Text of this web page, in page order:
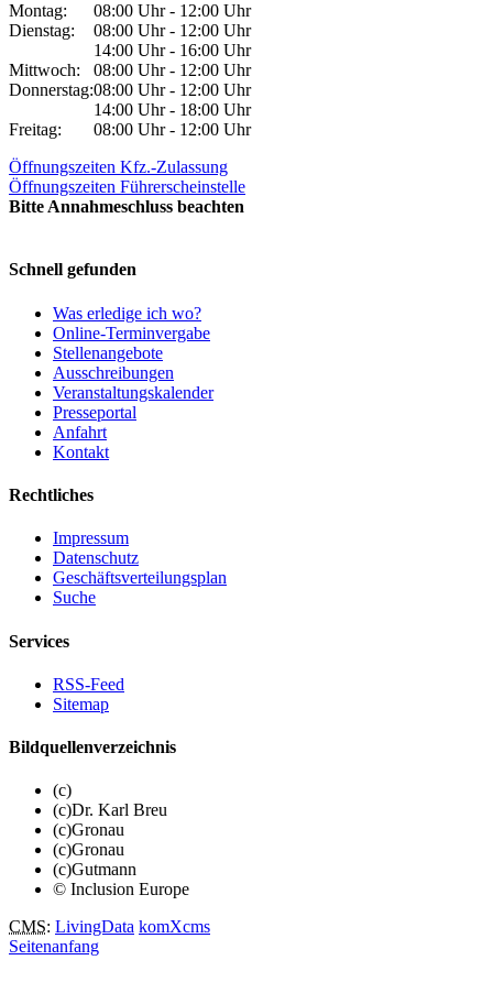
Montag:
08:00 Uhr - 12:00 Uhr
Dienstag:
08:00 Uhr - 12:00 Uhr
14:00 Uhr - 16:00 Uhr
Mittwoch:
08:00 Uhr - 12:00 Uhr
Donnerstag:08:00 Uhr - 12:00 Uhr
14:00 Uhr - 18:00 Uhr
Freitag:
08:00 Uhr - 12:00 Uhr
Öffnungszeiten Kfz.-Zulassung
Öffnungszeiten Führerscheinstelle
Bitte Annahmeschluss beachten
Schnell gefunden
Was erledige ich wo?
Online-Terminvergabe
Stellenangebote
Ausschreibungen
Veranstaltungskalender
Presseportal
Anfahrt
Kontakt
Rechtliches
Impressum
Datenschutz
Geschäftsverteilungsplan
Suche
Services
RSS-Feed
Sitemap
Bildquellenverzeichnis
(c)
(c)Dr. Karl Breu
(c)Gronau
(c)Gronau
(c)Gutmann
© Inclusion Europe
CMS: LivingData komXcms
Seitenanfang